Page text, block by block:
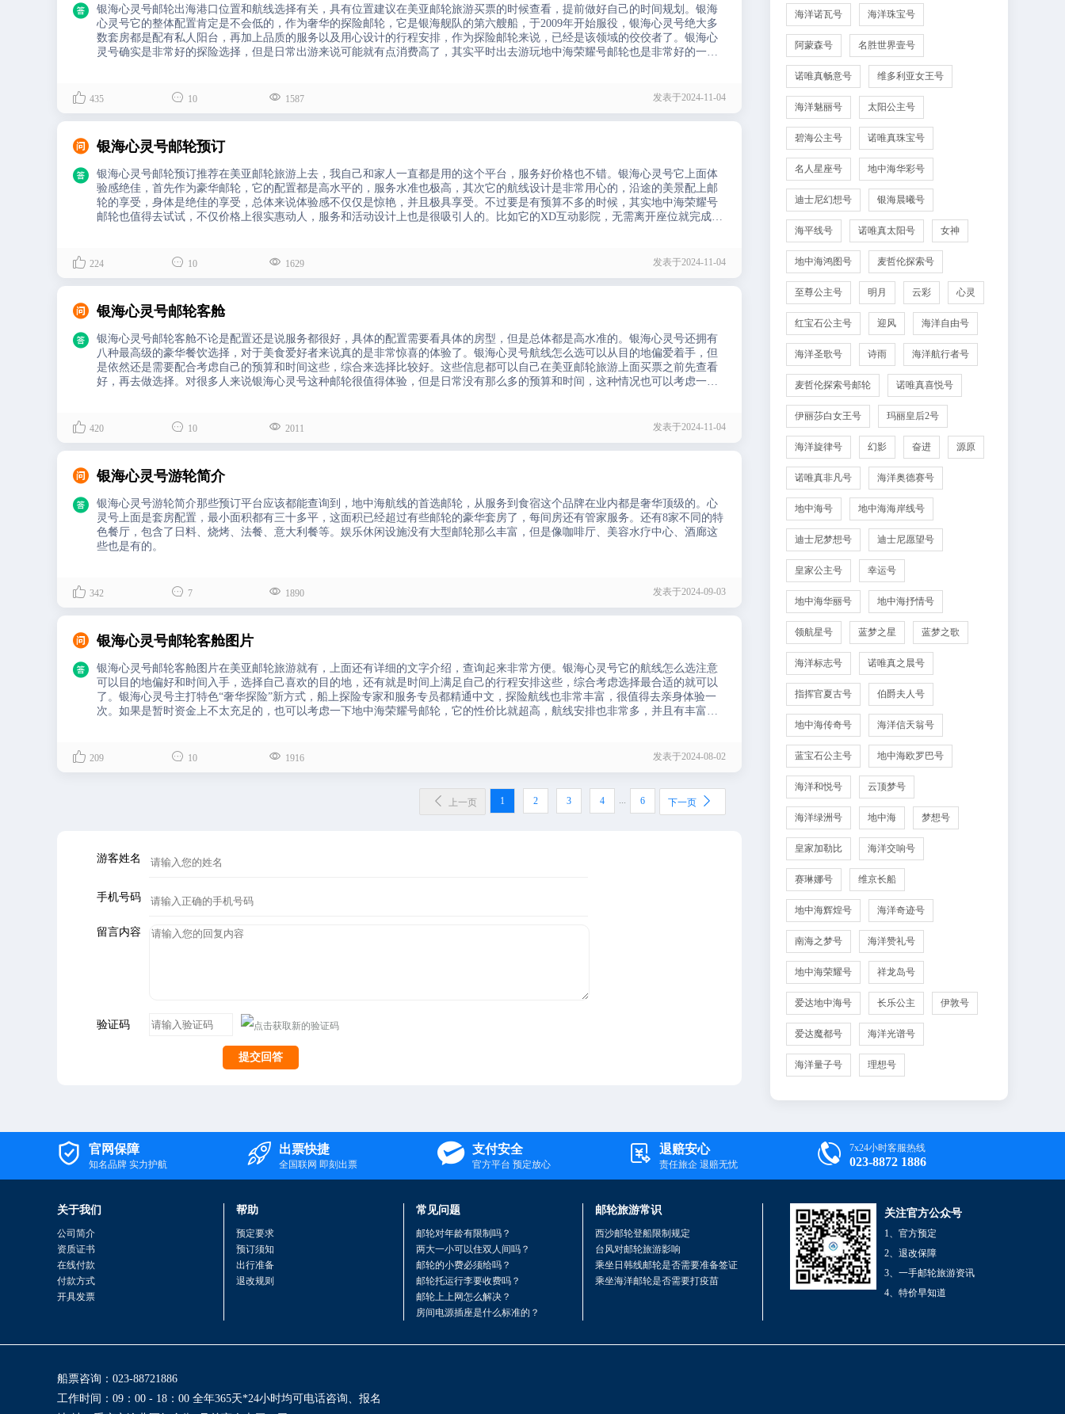

银海心灵号邮轮出海港口位置和航线选择有关，具有位置建议在美亚邮轮旅游买票的时候查看，提前做好自己的时间规划。银海
心灵号它的整体配置肯定是不会低的，作为奢华的探险邮轮，它是银海舰队的第六艘船，于2009年开始服役，银海心灵号绝大多
数套房都是配有私人阳台，再加上品质的服务以及用心设计的行程安排，作为探险邮轮来说，已经是该领域的佼佼者了。银海心
灵号确实是非常好的探险选择，但是日常出游来说可能就有点消费高了，其实平时出去游玩地中海荣耀号邮轮也是非常好的一个
 435  10  1587 发表于2024-11-04
 银海心灵号邮轮预订

银海心灵号邮轮预订推荐在美亚邮轮旅游上去，我自己和家人一直都是用的这个平台，服务好价格也不错。银海心灵号它上面体
验感绝佳，首先作为豪华邮轮，它的配置都是高水平的，服务水准也极高，其次它的航线设计是非常用心的，沿途的美景配上邮
轮的享受，身体是绝佳的享受，总体来说体验感不仅仅是惊艳，并且极具享受。不过要是有预算不多的时候，其实地中海荣耀号
邮轮也值得去试试，不仅价格上很实惠动人，服务和活动设计上也是很吸引人的。比如它的XD互动影院，无需离开座位就完成一
 224  10  1629 发表于2024-11-04
 银海心灵号邮轮客舱

银海心灵号邮轮客舱不论是配置还是说服务都很好，具体的配置需要看具体的房型，但是总体都是高水准的。银海心灵号还拥有
八种最高级的豪华餐饮选择，对于美食爱好者来说真的是非常惊喜的体验了。银海心灵号航线怎么选可以从目的地偏爱着手，但
是依然还是需要配合考虑自己的预算和时间这些，综合来选择比较好。这些信息都可以自己在美亚邮轮旅游上面买票之前先查看
好，再去做选择。对很多人来说银海心灵号这种邮轮很值得体验，但是日常没有那么多的预算和时间，这种情况也可以考虑一下
 420  10  2011 发表于2024-11-04
 银海心灵号游轮简介

银海心灵号游轮简介那些预订平台应该都能查询到，地中海航线的首选邮轮，从服务到食宿这个品牌在业内都是奢华顶级的。心
灵号上面是套房配置，最小面积都有三十多平，这面积已经超过有些邮轮的豪华套房了，每间房还有管家服务。还有8家不同的特
色餐厅，包含了日料、烧烤、法餐、意大利餐等。娱乐休闲设施没有大型邮轮那么丰富，但是像咖啡厅、美容水疗中心、酒廊这
些也是有的。
 342  7  1890 发表于2024-09-03
 银海心灵号邮轮客舱图片

银海心灵号邮轮客舱图片在美亚邮轮旅游就有，上面还有详细的文字介绍，查询起来非常方便。银海心灵号它的航线怎么选注意
可以目的地偏好和时间入手，选择自己喜欢的目的地，还有就是时间上满足自己的行程安排这些，综合考虑选择最合适的就可以
了。银海心灵号主打特色“奢华探险”新方式，船上探险专家和服务专员都精通中文，探险航线也非常丰富，很值得去亲身体验一
次。如果是暂时资金上不太充足的，也可以考虑一下地中海荣耀号邮轮，它的性价比就超高，航线安排也非常多，并且有丰富的
 209  10  1916 发表于2024-08-02
 上一页 1 2 3 4 ... 6 下一页 
游客姓名
手机号码
留言内容
验证码
提交回答
海洋诺瓦号 海洋珠宝号
阿蒙森号 名胜世界壹号
诺唯真畅意号 维多利亚女王号
海洋魅丽号 太阳公主号
碧海公主号 诺唯真珠宝号
名人星座号 地中海华彩号
迪士尼幻想号 银海晨曦号
海平线号 诺唯真太阳号 女神
地中海鸿图号 麦哲伦探索号
至尊公主号 明月 云彩 心灵
红宝石公主号 迎风 海洋自由号
海洋圣歌号 诗雨 海洋航行者号
麦哲伦探索号邮轮 诺唯真喜悦号
伊丽莎白女王号 玛丽皇后2号
海洋旋律号 幻影 奋进 源原
诺唯真非凡号 海洋奥德赛号
地中海号 地中海海岸线号
迪士尼梦想号 迪士尼愿望号
皇家公主号 幸运号
地中海华丽号 地中海抒情号
领航星号 蓝梦之星 蓝梦之歌
海洋标志号 诺唯真之晨号
指挥官夏古号 伯爵夫人号
地中海传奇号 海洋信天翁号
蓝宝石公主号 地中海欧罗巴号
海洋和悦号 云顶梦号
海洋绿洲号 地中海 梦想号
皇家加勒比 海洋交响号
赛琳娜号 维京长船
地中海辉煌号 海洋奇迹号
南海之梦号 海洋赞礼号
地中海荣耀号 祥龙岛号
爱达地中海号 长乐公主 伊敦号
爱达魔都号 海洋光谱号
海洋量子号 理想号
 官网保障
知名品牌 实力护航  出票快捷
全国联网 即刻出票  支付安全
官方平台 预定放心  退赔安心
责任旅企 退赔无忧  7x24小时客服热线
023-8872 1886
关于我们
公司简介
资质证书
在线付款
付款方式
开具发票
帮助
预定要求
预订须知
出行准备
退改规则
常见问题
邮轮对年龄有限制吗？
两大一小可以住双人间吗？
邮轮的小费必须给吗？
邮轮托运行李要收费吗？
邮轮上上网怎么解决？
房间电源插座是什么标准的？
邮轮旅游常识
西沙邮轮登船限制规定
台风对邮轮旅游影响
乘坐日韩线邮轮是否需要准备签证
乘坐海洋邮轮是否需要打疫苗
关注官方公众号
1、官方预定
2、退改保障
3、一手邮轮旅游资讯
4、特价早知道
船票咨询：023-88721886
工作时间：09：00 - 18：00 全年365天*24小时均可电话咨询、报名